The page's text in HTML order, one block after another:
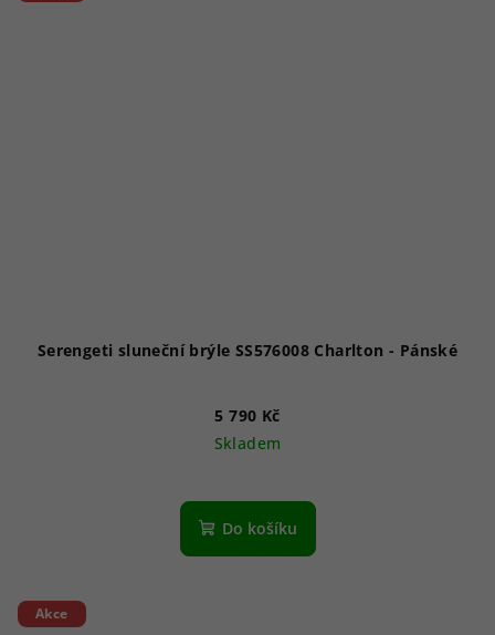
Serengeti sluneční brýle SS576008 Charlton - Pánské
5 790 Kč
Skladem
Do košíku
Akce